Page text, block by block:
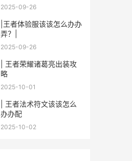
2025-09-26
|王者体验服该该怎么办办
弄？|
2025-09-26
| 王者荣耀诸葛亮出装攻
略
2025-10-01
| 王者法术符文该该怎么
办办配
2025-10-02